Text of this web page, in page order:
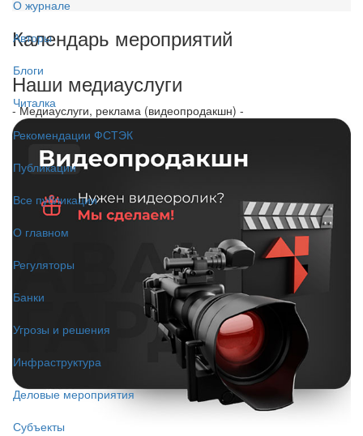
О журнале
Авторы
Блоги
Читалка
Рекомендации ФСТЭК
Публикации
Все публикации
О главном
Регуляторы
Банки
Угрозы и решения
Инфраструктура
Деловые мероприятия
Субъекты
Календарь мероприятий
Наши медиауслуги
- Медиауслуги, реклама (видеопродакшн) -